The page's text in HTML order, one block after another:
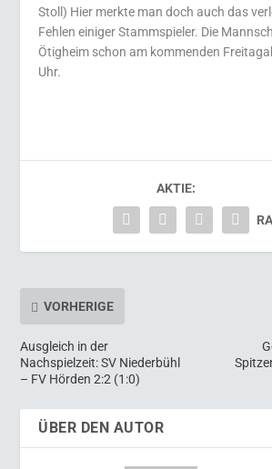
Stoll) Hier merkte man doch auch das
Fehlen einiger Stammspieler. Die
Ötigheim schon am kommenden
Uhr.
AKTIE:
VORHERIGE
Ausgleich in der
Nachspielzeit: SV Niederbühl
– FV Hörden 2:2 (1:0)
ÜBER DEN AUTOR